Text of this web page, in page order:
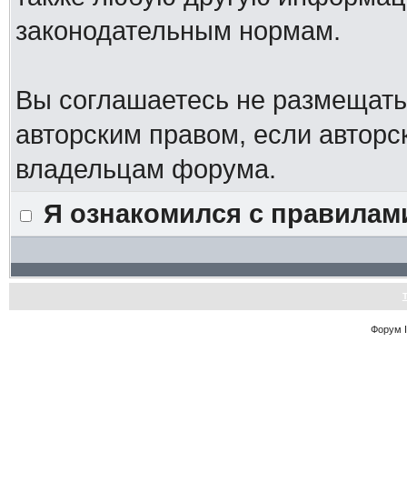
законодательным нормам.
Вы соглашаетесь не
авторским правом, если
владельцам форума.
Я ознакомился с
Форум